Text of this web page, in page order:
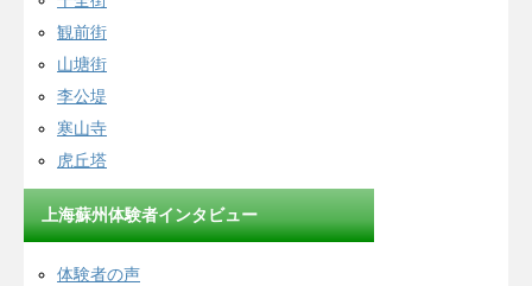
観前街
山塘街
李公堤
寒山寺
虎丘塔
上海蘇州体験者インタビュー
体験者の声